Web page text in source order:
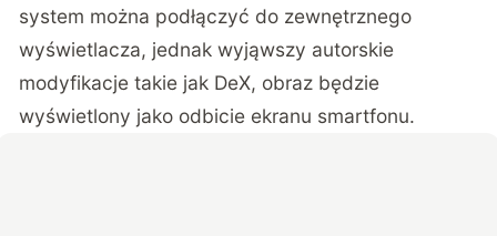
system można podłączyć do zewnętrznego
wyświetlacza, jednak wyjąwszy autorskie
modyfikacje takie jak DeX, obraz będzie
wyświetlony jako odbicie ekranu smartfonu.